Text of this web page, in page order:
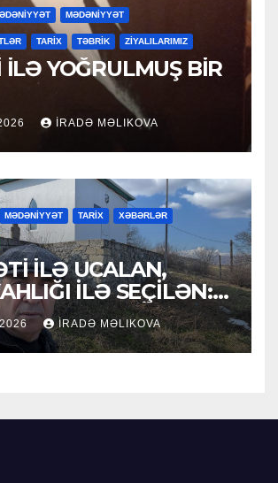
MƏDƏNİYYƏT
TARİX TƏBRİK ZİYALILARIMIZ
İLƏ YOĞRULMUŞ BİR
İRADƏ MƏLIKOVA
MƏDƏNİYYƏT TARİX XƏBƏRLƏR
İLƏ UCALAN,
İLƏ SEÇİLƏN:
QULİYEV
İRADƏ MƏLIKOVA